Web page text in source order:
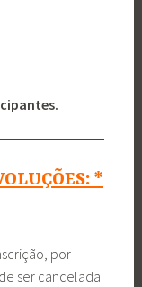
*
por
ser cancelada